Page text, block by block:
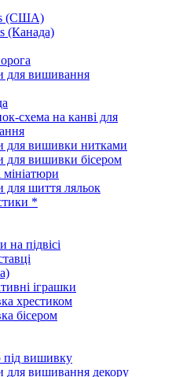
(США)
(Канада)
для вишивання
схема на канві для
для вишивки нитками
для вишивки бісером
мініатюри
для шиття ляльок
*
на підвісі
іграшки
хрестиком
бісером
вишивку
для вишивання декору